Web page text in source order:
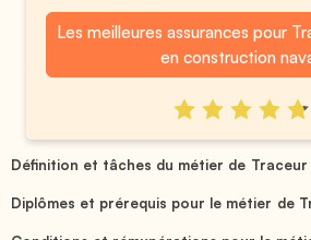
Les meilleures assurances pour
en construction
Définition et tâches du métier de Traceur
Diplômes et prérequis pour le métier de